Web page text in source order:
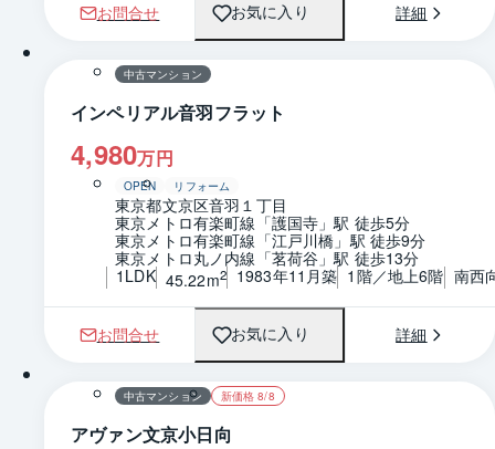
お問合せ お気に入り 詳細
1 / 0 間取り
中古マンション
インペリアル音羽フラット
4,980万円
OPEN リフォーム
東京都文京区音羽１丁目
東京メトロ有楽町線「護国寺」駅 徒歩5分
東京メトロ有楽町線「江戸川橋」駅 徒歩9分
東京メトロ丸ノ内線「茗荷谷」駅 徒歩13分
1LDK 45.22m2 1983年11月築 1階／地上6階 南西
お問合せ お気に入り 詳細
1 / 0 間取り
中古マンション 新価格 8/8
アヴァン文京小日向